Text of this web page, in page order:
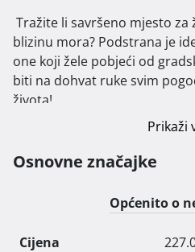
blizinu mora? Podstrana je
one koji žele pobjeći od
biti na dohvat ruke svim
života!
metara od obale, nude
komforne stanove koje će
kupce. Lokacija je savršeno
dostupnim sadržajima poput
prekrasnih plaža. Ovdje
Prikaži
Osnovne značajke
Općenito o
Cijena